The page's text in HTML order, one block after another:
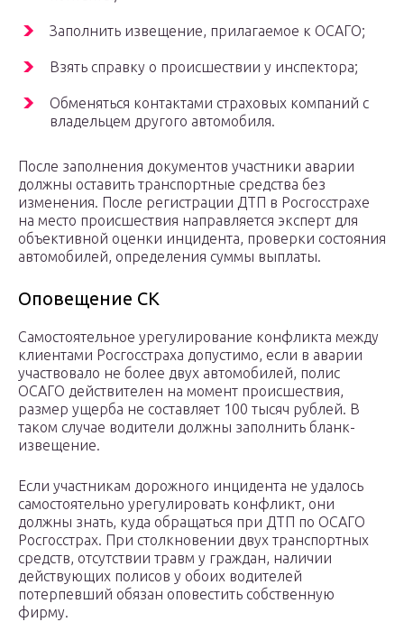
Заполнить извещение, прилагаемое к ОСАГО;
Взять справку о происшествии у инспектора;
Обменяться контактами страховых компаний с
владельцем другого автомобиля.
После заполнения документов участники аварии
должны оставить транспортные средства без
изменения. После регистрации ДТП в Росгосстрахе
на место происшествия направляется эксперт для
объективной оценки инцидента, проверки состояния
автомобилей, определения суммы выплаты.
Оповещение СК
Самостоятельное урегулирование конфликта между
клиентами Росгосстраха допустимо, если в аварии
участвовало не более двух автомобилей, полис
ОСАГО действителен на момент происшествия,
размер ущерба не составляет 100 тысяч рублей. В
таком случае водители должны заполнить бланк-
извещение.
Если участникам дорожного инцидента не удалось
самостоятельно урегулировать конфликт, они
должны знать, куда обращаться при ДТП по ОСАГО
Росгосстрах. При столкновении двух транспортных
средств, отсутствии травм у граждан, наличии
действующих полисов у обоих водителей
потерпевший обязан оповестить собственную
фирму.